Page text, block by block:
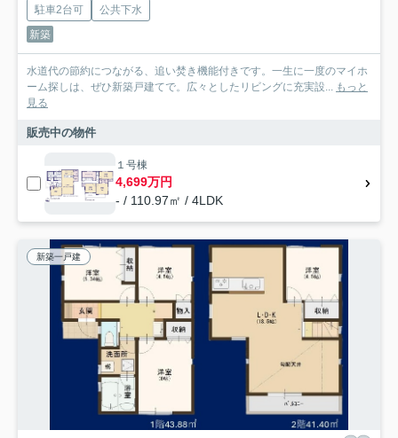
駐車2台可
公共下水
新築
水道代の節約につながる、追い焚き機能付きです。一生に一度のマイホ
ーム探しは、ぜひ新築戸建てで。広々としたリビングに充実設... もっと
見る
販売中の物件
１号棟
4,699万円
- / 110.97㎡ / 4LDK
新築一戸建